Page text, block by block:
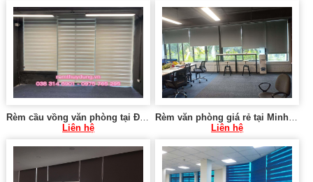
Rèm cầu vồng văn phòng tại Đường Bưởi, Tây Hồ
Liên hệ
Rèm văn phòng giá rẻ tại Minh Khai, Hai Bà Trưng Hà Nội
Liên hệ